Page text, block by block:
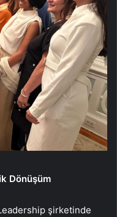
Dönüşüm
şirketinde